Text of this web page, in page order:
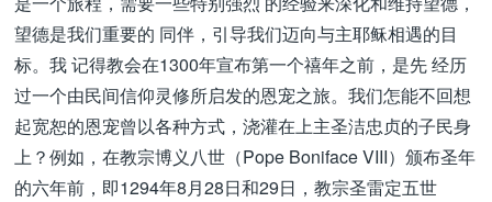
望德是我们重要的 同伴，引导我们迈向与主耶稣相遇的目
标。我 记得教会在1300年宣布第一个禧年之前，是先 经历
过一个由民间信仰灵修所启发的恩宠之旅。我们怎能不回想
起宽恕的恩宠曾以各种方式，浇灌在上主圣洁忠贞的子民身
上？例如，在教宗博义八世（Pope Boniface VIII）颁布圣年
的六年前，即1294年8月28日和29日，教宗圣雷定五世